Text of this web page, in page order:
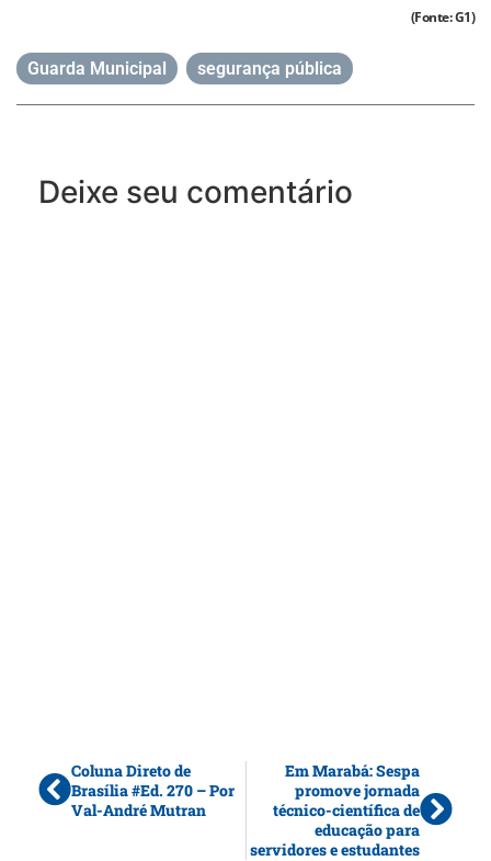
(Fonte: G1)
Guarda Municipal segurança pública
Deixe seu comentário
Coluna Direto de
Brasília #Ed. 270 – Por
Val-André Mutran
Em Marabá: Sespa
promove jornada
técnico-científica de
educação para
servidores e estudantes